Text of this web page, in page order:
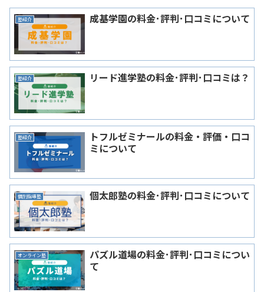
塾紹介 成基学園の料金･評判･口コミについて
塾紹介 リード進学塾の料金･評判･口コミは？
塾紹介
トフルゼミナールの料金・評価・口コ
ミについて
個別指導塾 個太郎塾の料金･評判･口コミについて
オンライン塾
パズル道場の料金･評判･口コミについ
て